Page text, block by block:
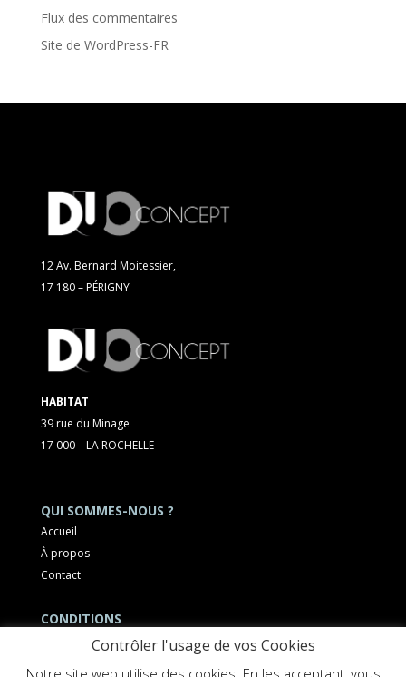
Flux des commentaires
Site de WordPress-FR
12 Av. Bernard Moitessier,
17 180 – PÉRIGNY
HABITAT
39 rue du Minage
17 000 – LA ROCHELLE
QUI SOMMES-NOUS ?
Accueil
À propos
Contact
CONDITIONS
Mentions légalesContrôler l'usage de vos Cookies
Notre site web utilise des cookies. En les acceptant, vous